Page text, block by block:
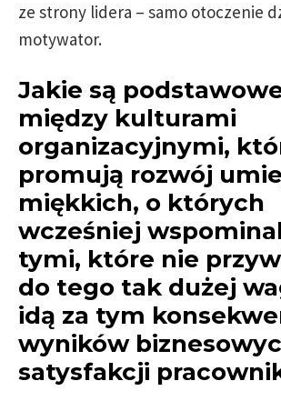
ze strony lidera – samo otoczenie
motywator.
Jakie są
między kulturami
organizacyjnymi,
promują rozwój
miękkich, o których
wcześniej
tymi, które nie
do tego tak dużej
idą za tym
wyników
satysfakcji